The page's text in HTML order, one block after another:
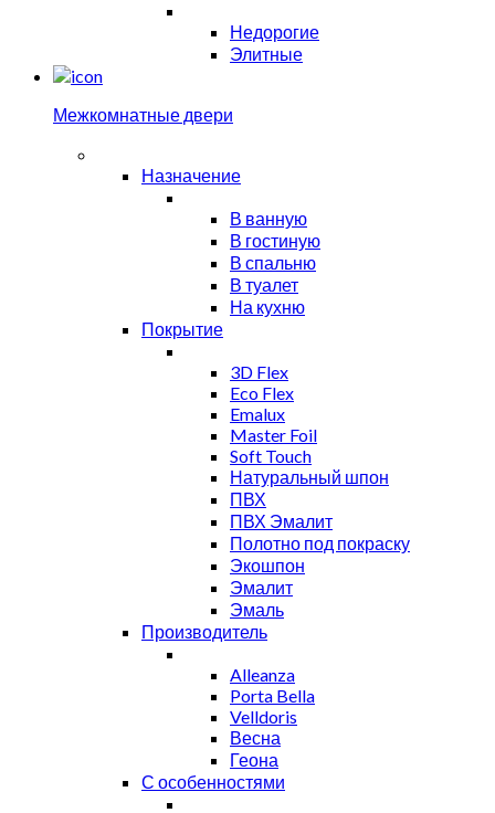
Недорогие
Элитные
Межкомнатные двери
Назначение
В ванную
В гостиную
В спальню
В туалет
На кухню
Покрытие
3D Flex
Eco Flex
Emalux
Master Foil
Soft Touch
Натуральный шпон
ПВХ
ПВХ Эмалит
Полотно под покраску
Экошпон
Эмалит
Эмаль
Производитель
Alleanza
Porta Bella
Velldoris
Весна
Геона
С особенностями